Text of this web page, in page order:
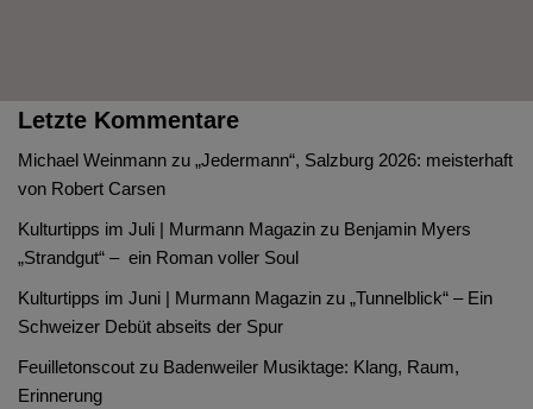
Letzte Kommentare
Michael Weinmann zu „Jedermann“, Salzburg 2026: meisterhaft
von Robert Carsen
Kulturtipps im Juli | Murmann Magazin zu Benjamin Myers
„Strandgut“ – ein Roman voller Soul
Kulturtipps im Juni | Murmann Magazin zu „Tunnelblick“ – Ein
Schweizer Debüt abseits der Spur
Feuilletonscout zu Badenweiler Musiktage: Klang, Raum,
Erinnerung